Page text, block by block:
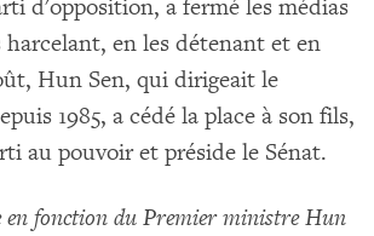
d'opposition, a fermé les médias
en les détenant et en
Hun Sen, qui dirigeait le
1985, a cédé la place à son fils,
au pouvoir et préside le Sénat.
fonction du Premier ministre Hun